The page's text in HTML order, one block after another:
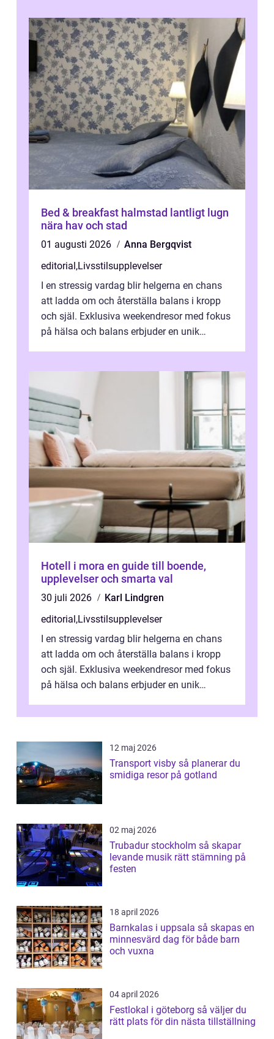
Bed & breakfast halmstad lantligt lugn
nära hav och stad
01 augusti 2026
Anna Bergqvist
editorial,Livsstilsupplevelser
I en stressig vardag blir helgerna en chans
att ladda om och återställa balans i kropp
och själ. Exklusiva weekendresor med fokus
på hälsa och balans erbjuder en unik
Hotell i mora en guide till boende,
upplevelser och smarta val
30 juli 2026
Karl Lindgren
editorial,Livsstilsupplevelser
I en stressig vardag blir helgerna en chans
att ladda om och återställa balans i kropp
och själ. Exklusiva weekendresor med fokus
på hälsa och balans erbjuder en unik
12 maj 2026
Transport visby så planerar du
smidiga resor på gotland
02 maj 2026
Trubadur stockholm så skapar
levande musik rätt stämning på
festen
18 april 2026
Barnkalas i uppsala så skapas en
minnesvärd dag för både barn
och vuxna
04 april 2026
Festlokal i göteborg så väljer du
rätt plats för din nästa tillställning